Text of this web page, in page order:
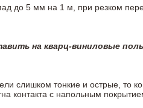
до 5 мм на 1 м, при резком
на кварц-виниловые
слишком тонкие и острые, то
контакта с напольным